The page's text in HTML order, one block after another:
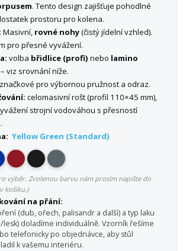
. Tento design zajišťuje pohodlné
prostoru pro kolena.
Masivní, rovné nohy(čistý jídelní vzhled).
pro přesné vyvážení.
volba břidlice (profi) nebo lamino
– viz srovnání níže.
značkové pro výbornou pružnost a odraz.
celomasivní rošt (profil 110×45 mm),
strojní vodováhou s přesností
Yellow Green (Standard)
výběr. Zvolenou barvu nám prosím napište do
košíku.)
na přání:
(dub, ořech, palisandr a další) a typ laku
lesk) doladíme individuálně. Vzorník řešíme
telefonicky po objednávce, aby stůl
k vašemu interiéru.